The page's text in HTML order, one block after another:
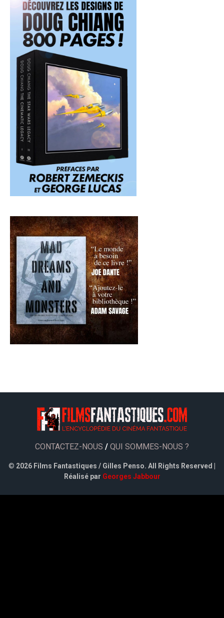
CONTACTEZ-NOUS / QUI SOMMES-NOUS ?
© 2026 Films Fantastiques / Gilles Penso. All Rights Reserved |
Réalisé par Georges Jabbour